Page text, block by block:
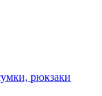
рюкзаки